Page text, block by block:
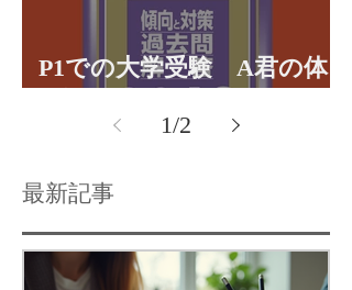
P1での大学受験 A君の体
1/2
最新記事